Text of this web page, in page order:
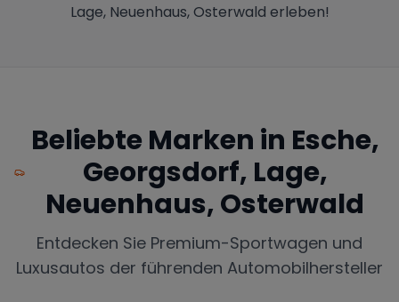
Lage, Neuenhaus, Osterwald erleben!
Beliebte Marken in Esche,
Georgsdorf, Lage,
Neuenhaus, Osterwald
Entdecken Sie Premium-Sportwagen und
Luxusautos der führenden Automobilhersteller